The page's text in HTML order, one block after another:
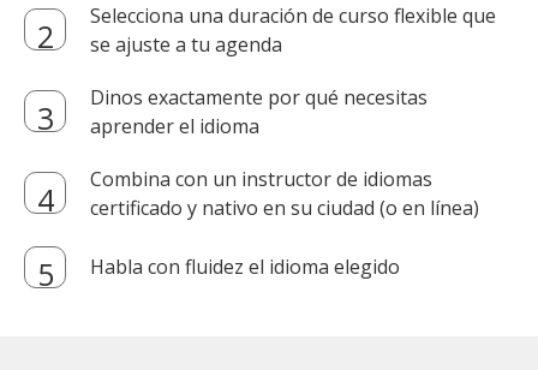
Selecciona una duración de curso flexible que
se ajuste a tu agenda
Dinos exactamente por qué necesitas
aprender el idioma
Combina con un instructor de idiomas
certificado y nativo en su ciudad (o en línea)
Habla con fluidez el idioma elegido